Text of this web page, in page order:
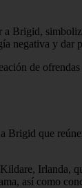
Brigid,
negativa y dar
de
que
Irlanda,
así como